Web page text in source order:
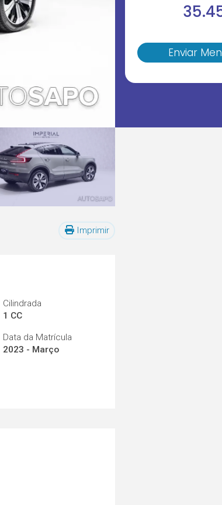
Enviar
Imprimir
Cilindrada
1 CC
Data da Matrícula
2023 - Março